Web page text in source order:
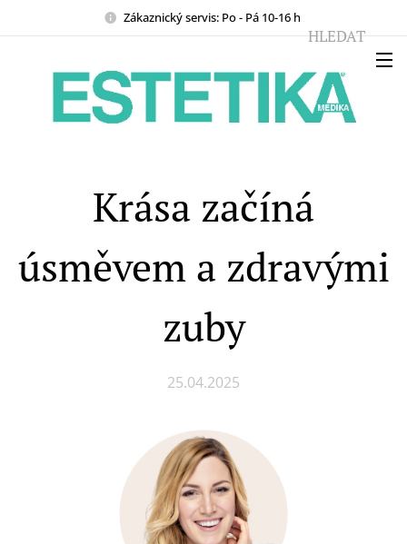
Zákaznický servis: Po - Pá 10-16 h
HLEDAT
Krása začíná
úsměvem a zdravými
zuby
25.04.2025